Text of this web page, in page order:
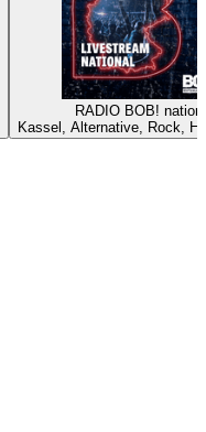
RADIO BOB!
Kassel, Alternative, Rock,